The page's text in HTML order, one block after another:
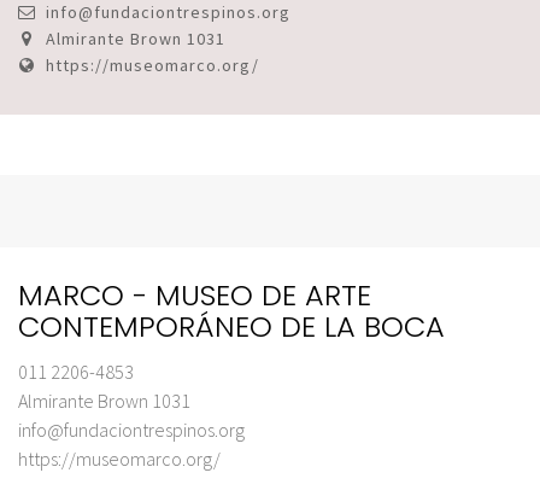
info@fundaciontrespinos.org
Almirante Brown 1031
https://museomarco.org/
MARCO - MUSEO DE ARTE
CONTEMPORÁNEO DE LA BOCA
011 2206-4853
Almirante Brown 1031
info@fundaciontrespinos.org
https://museomarco.org/